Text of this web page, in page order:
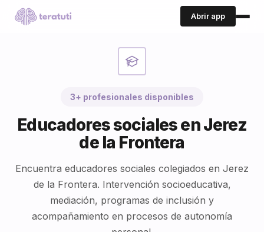
Abrir app
3+ profesionales disponibles
Educadores sociales en Jerez
de la Frontera
Encuentra educadores sociales colegiados en Jerez
de la Frontera. Intervención socioeducativa,
mediación, programas de inclusión y
acompañamiento en procesos de autonomía